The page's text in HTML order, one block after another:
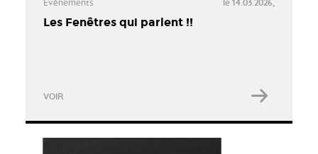
Évènements le 14.03.2026,
Les Fenêtres qui parlent !!
VOIR